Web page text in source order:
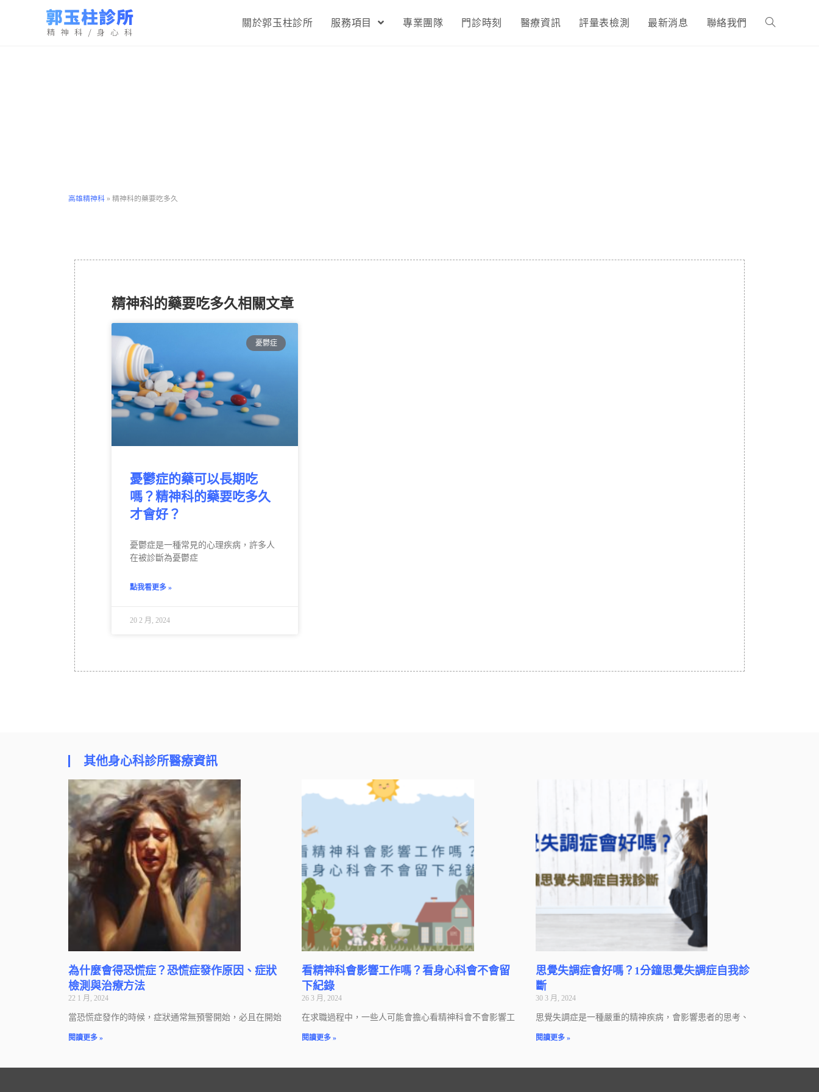
關於郭玉柱診所 服務項目 專業團隊 門診時刻 醫療資訊 評量表檢測 最新消息 聯絡我們
高雄精神科 » 精神科的藥要吃多久
精神科的藥要吃多久相關文章
憂鬱症
憂鬱症的藥可以長期吃
嗎？精神科的藥要吃多久
才會好？
憂鬱症是一種常見的心理疾病，許多人
在被診斷為憂鬱症
點我看更多 »
20 2 月, 2024
其他身心科診所醫療資訊
為什麼會得恐慌症？恐慌症發作原因、症狀
檢測與治療方法
22 1 月, 2024
當恐慌症發作的時候，症狀通常無預警開始，必且在開始
閱讀更多 »
看精神科會影響工作嗎？看身心科會不會留
下紀錄
26 3 月, 2024
在求職過程中，一些人可能會擔心看精神科會不會影響工
閱讀更多 »
思覺失調症會好嗎？1分鐘思覺失調症自我診
斷
30 3 月, 2024
思覺失調症是一種嚴重的精神疾病，會影響患者的思考、
閱讀更多 »